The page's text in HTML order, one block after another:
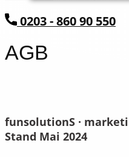
​0203 - 860 90 550
AGB
funsolutionS ·
Stand Mai 2024